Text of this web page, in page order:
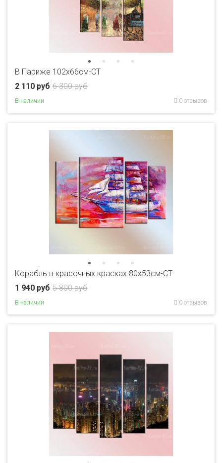
В Париже 102х66см-CT
6 300 руб
2 110 руб
В наличии 0 отзывов
Корабль в красочных красках 80x53см-CT
5 800 руб
1 940 руб
В наличии 0 отзывов